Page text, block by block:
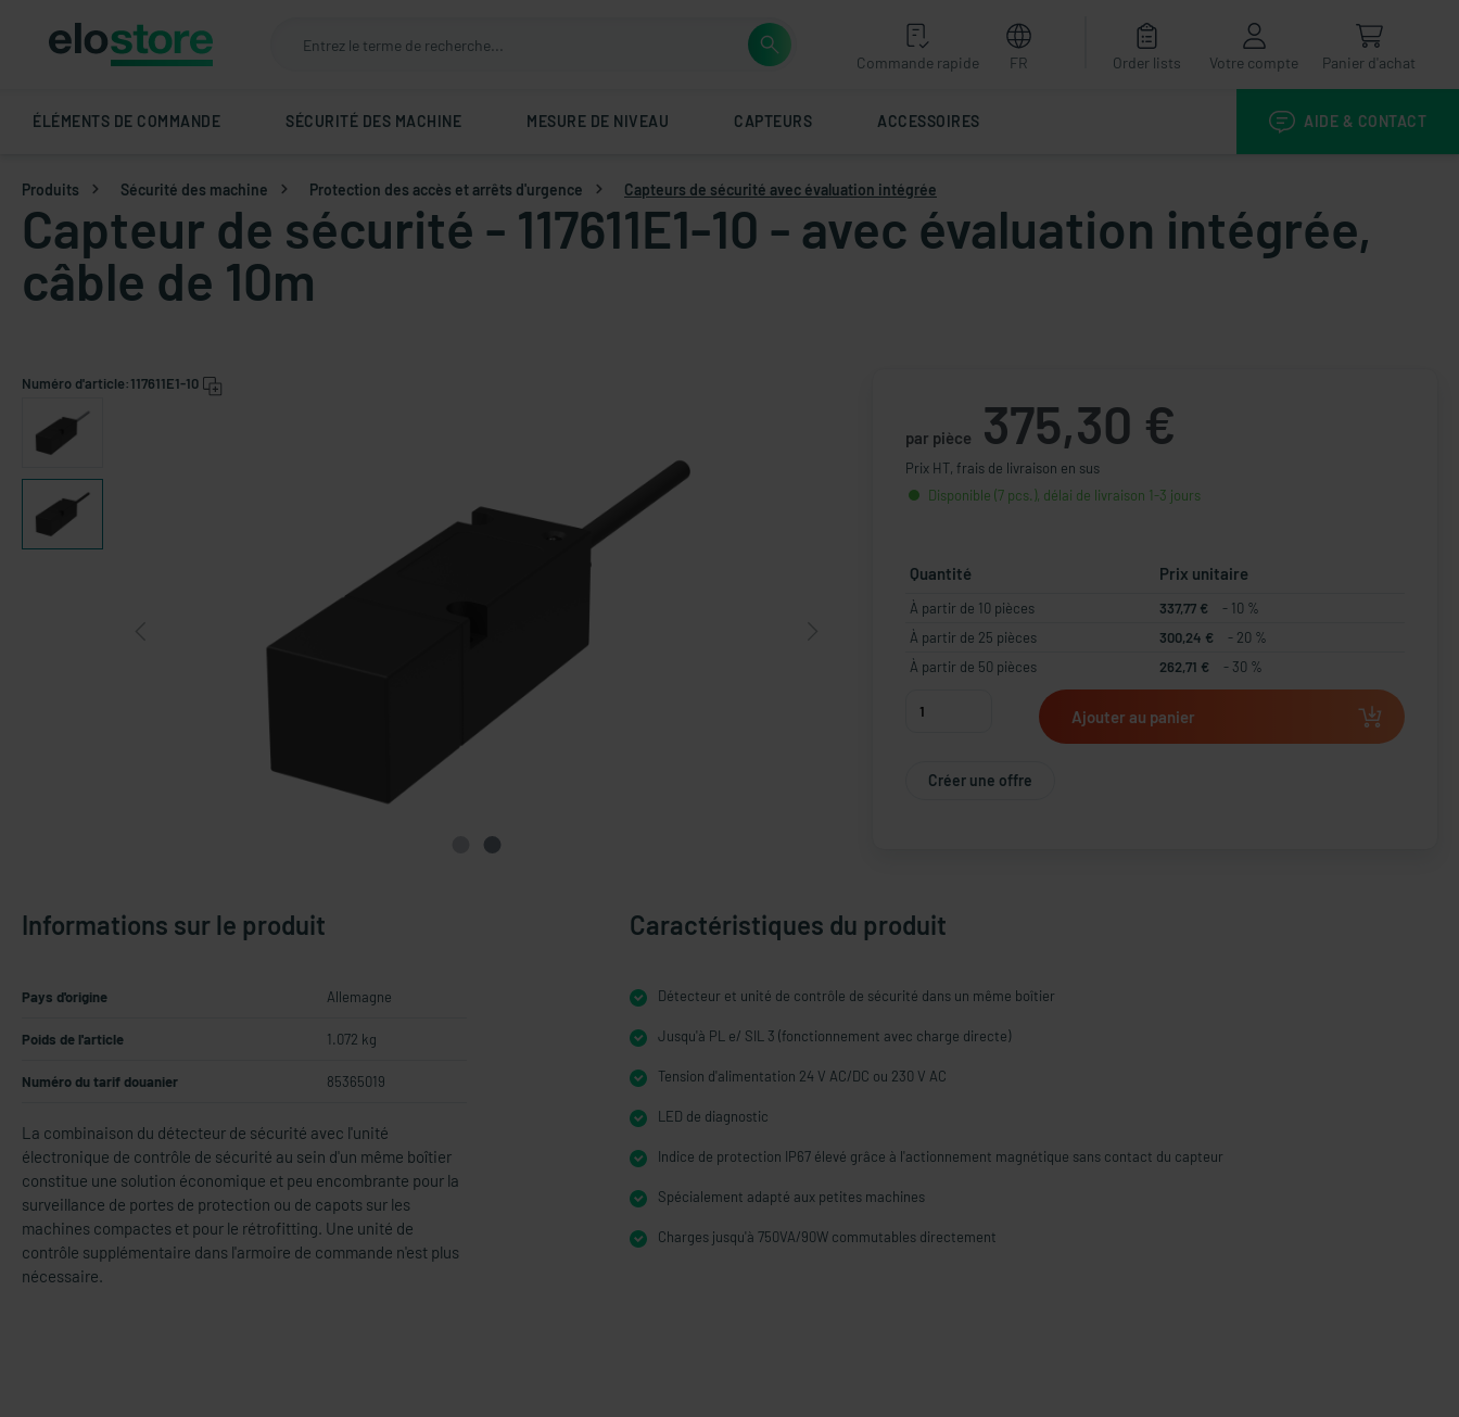
Commande rapide FR Order lists Votre compte Panier d'achat
ÉLÉMENTS DE COMMANDE SÉCURITÉ DES MACHINE MESURE DE NIVEAU CAPTEURS ACCESSOIRES AIDE & CONTACT
Produits Sécurité des machine Protection des accès et arrêts d'urgence Capteurs de sécurité avec évaluation intégrée
Capteur de sécurité - 117611E1-10 - avec évaluation intégrée,
câble de 10m
Numéro d'article:117611E1-10
par pièce 375,30 €
Prix HT, frais de livraison en sus
Disponible (7 pcs.), délai de livraison 1-3 jours
Quantité Prix unitaire
À partir de 10 pièces 337,77 €
- 10 %
À partir de 25 pièces
300,24 €
- 20 %
À partir de 50 pièces
262,71 € - 30 %
Ajouter au panier
Créer une offre
Informations sur le produit
Pays d'origine Allemagne
Poids de l'article 1.072 kg
Numéro du tarif douanier 85365019
La combinaison du détecteur de sécurité avec l'unité
électronique de contrôle de sécurité au sein d'un même boîtier
constitue une solution économique et peu encombrante pour la
surveillance de portes de protection ou de capots sur les
machines compactes et pour le rétrofitting. Une unité de
contrôle supplémentaire dans l'armoire de commande n'est plus
nécessaire.
Caractéristiques du produit
Détecteur et unité de contrôle de sécurité dans un même boîtier
Jusqu'à PL e/ SIL 3 (fonctionnement avec charge directe)
Tension d'alimentation 24 V AC/DC ou 230 V AC
LED de diagnostic
Indice de protection IP67 élevé grâce à l'actionnement magnétique sans contact du capteur
Spécialement adapté aux petites machines
Charges jusqu'à 750VA/90W commutables directement